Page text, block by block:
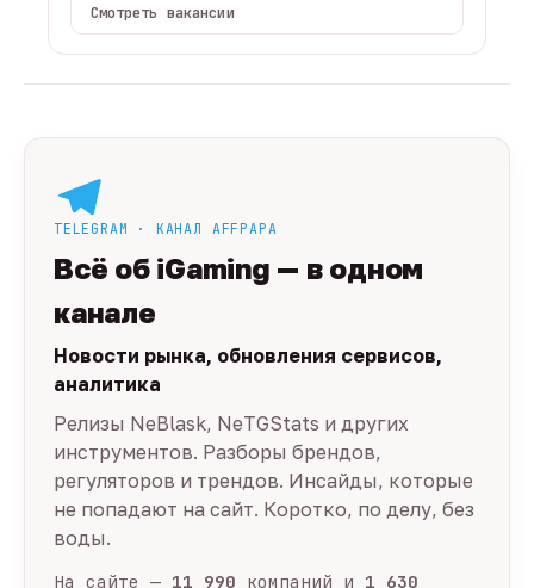
Смотреть вакансии
TELEGRAM · КАНАЛ AFFPAPA
Всё об iGaming — в одном
канале
Новости рынка, обновления сервисов,
аналитика
Релизы NeBlask, NeTGStats и других
инструментов. Разборы брендов,
регуляторов и трендов. Инсайды, которые
не попадают на сайт. Коротко, по делу, без
воды.
На сайте — 11 990 компаний и 1 630